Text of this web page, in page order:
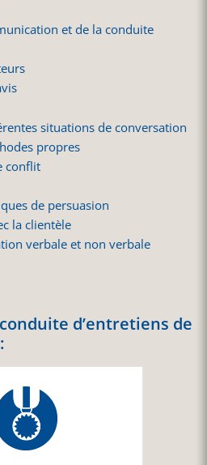
et de la conduite
situations de conversation
propres
conflit
de persuasion
la clientèle
verbale et non verbale
d’entretiens de